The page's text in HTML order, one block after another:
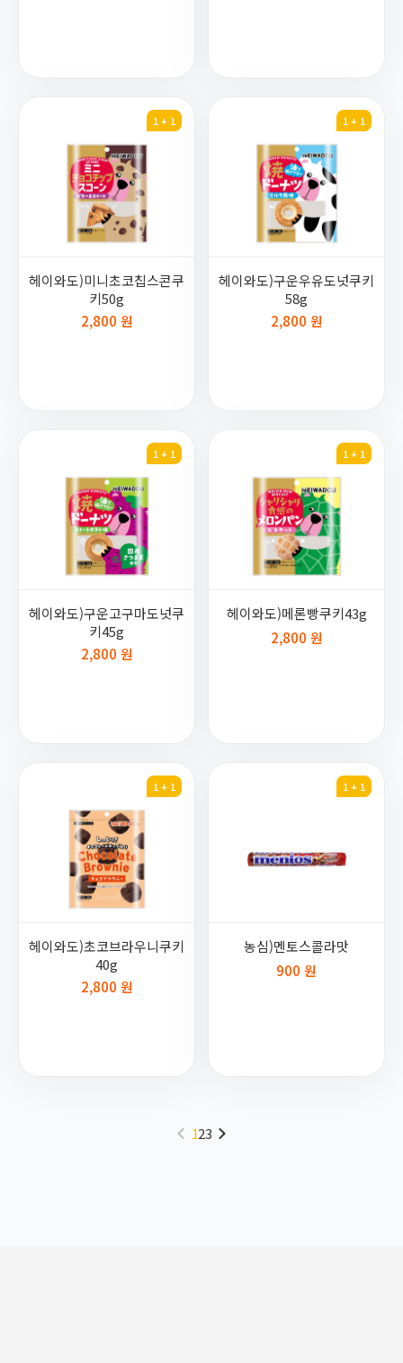
1 + 1
헤이와도)미니초코칩스콘쿠
키50g
2,800 원
1 + 1
헤이와도)구운우유도넛쿠키
58g
2,800 원
1 + 1
헤이와도)구운고구마도넛쿠
키45g
2,800 원
1 + 1
헤이와도)메론빵쿠키43g
2,800 원
1 + 1
헤이와도)초코브라우니쿠키
40g
2,800 원
1 + 1
농심)멘토스콜라맛
900 원
123